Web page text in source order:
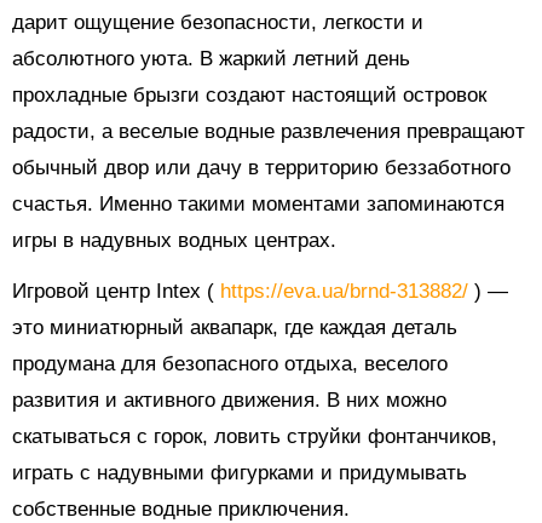
дарит ощущение безопасности, легкости и
абсолютного уюта. В жаркий летний день
прохладные брызги создают настоящий островок
радости, а веселые водные развлечения превращают
обычный двор или дачу в территорию беззаботного
счастья. Именно такими моментами запоминаются
игры в надувных водных центрах.
Игровой центр Intex ( https://eva.ua/brnd-313882/ ) —
это миниатюрный аквапарк, где каждая деталь
продумана для безопасного отдыха, веселого
развития и активного движения. В них можно
скатываться с горок, ловить струйки фонтанчиков,
играть с надувными фигурками и придумывать
собственные водные приключения.